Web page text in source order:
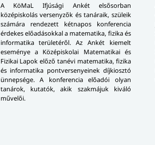
A KöMaL Ifjúsági Ankét elsősorban
középiskolás versenyzők és tanáraik, szüleik
számára rendezett kétnapos konferencia
érdekes előadásokkal a matematika, fizika és
informatika területéről. Az Ankét kiemelt
eseménye a Középiskolai Matematikai és
Fizikai Lapok előző tanévi matematika, fizika
és informatika pontversenyeinek díjkiosztó
ünnepsége. A konferencia előadói olyan
tanárok, kutatók, akik szakmájuk kiváló
művelői.